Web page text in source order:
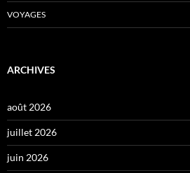
VOYAGES
ARCHIVES
août 2026
juillet 2026
juin 2026